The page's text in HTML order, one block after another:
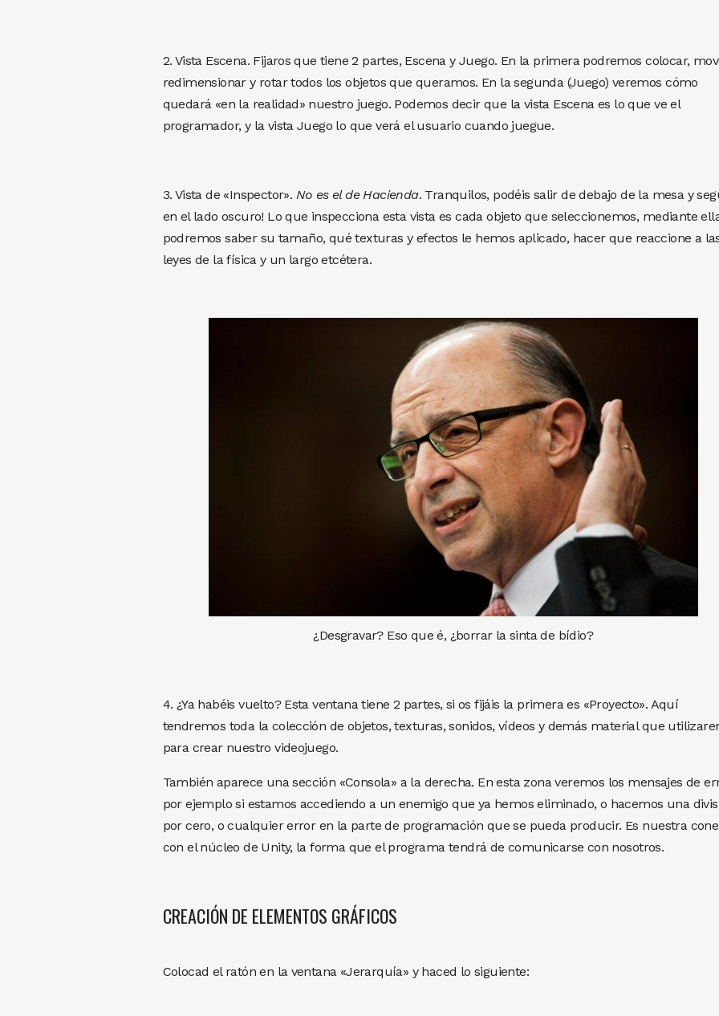
2. Vista Escena. Fijaros que tiene 2 partes, Escena y Juego. En la primera podremos colocar,
redimensionar y rotar todos los objetos que queramos. En la segunda (Juego) veremos cómo
quedará «en la realidad» nuestro juego. Podemos decir que la vista Escena es lo que ve el
programador, y la vista Juego lo que verá el usuario cuando juegue.
3. Vista de «Inspector». No es el de Hacienda. Tranquilos, podéis salir de debajo de la mesa y
en el lado oscuro! Lo que inspecciona esta vista es cada objeto que seleccionemos, mediante
podremos saber su tamaño, qué texturas y efectos le hemos aplicado, hacer que reaccione a
leyes de la física y un largo etcétera.
¿Desgravar? Eso que é, ¿borrar la sinta de bídio?
4. ¿Ya habéis vuelto? Esta ventana tiene 2 partes, si os fijáis la primera es «Proyecto». Aquí
tendremos toda la colección de objetos, texturas, sonidos, vídeos y demás material que
para crear nuestro videojuego.
También aparece una sección «Consola» a la derecha. En esta zona veremos los mensajes de
por ejemplo si estamos accediendo a un enemigo que ya hemos eliminado, o hacemos una
por cero, o cualquier error en la parte de programación que se pueda producir. Es nuestra
con el núcleo de Unity, la forma que el programa tendrá de comunicarse con nosotros.
CREACIÓN DE ELEMENTOS GRÁFICOS
Colocad el ratón en la ventana «Jerarquía» y haced lo siguiente: